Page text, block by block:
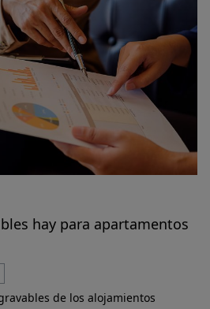
hay para apartamentos
de los alojamientos